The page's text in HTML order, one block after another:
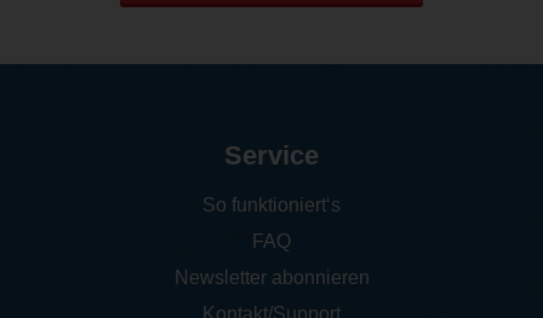
Service
So funktioniert‘s
FAQ
Newsletter abonnieren
Kontakt/Support